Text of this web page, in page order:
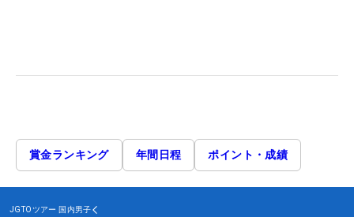
賞金ランキング 年間日程 ポイント・成績
JGTOツアー 国内男子